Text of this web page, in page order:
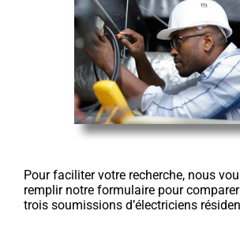
Pour faciliter votre recherche, nous
remplir notre formulaire pour
trois soumissions d’électriciens